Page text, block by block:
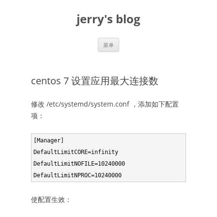
jerry's blog
菜单
centos 7 设置应用最大连接数
修改 /etc/systemd/system.conf ，添加如下配置
项：
[Manager]
DefaultLimitCORE=infinity
DefaultLimitNOFILE=10240000
DefaultLimitNPROC=10240000
使配置生效：